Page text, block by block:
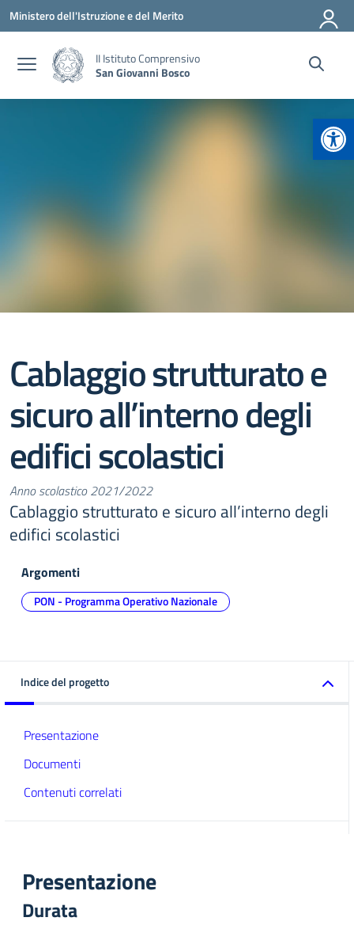
Vai ai contenuti
Vai al menu di navigazione
Vai al footer
Ministero dell'Istruzione e del Merito
II Istituto Comprensivo
San Giovanni Bosco
Cablaggio strutturato e
sicuro all’interno degli
edifici scolastici
Anno scolastico 2021/2022
Cablaggio strutturato e sicuro all’interno degli
edifici scolastici
Argomenti
PON - Programma Operativo Nazionale
Indice del progetto
Presentazione
Documenti
Contenuti correlati
Presentazione
Durata